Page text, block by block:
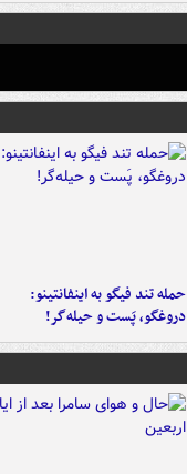
حمله تند فیگو به اینفانتینو:
دروغگو، پَست‌ و حیله‌گر!